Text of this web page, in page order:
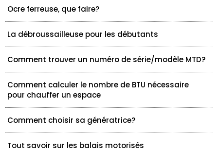
Ocre ferreuse, que faire?
La débroussailleuse pour les débutants
Comment trouver un numéro de série/modèle MTD?
Comment calculer le nombre de BTU nécessaire
pour chauffer un espace
Comment choisir sa génératrice?
Tout savoir sur les balais motorisés